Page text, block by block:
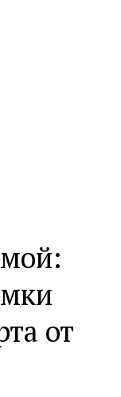
от